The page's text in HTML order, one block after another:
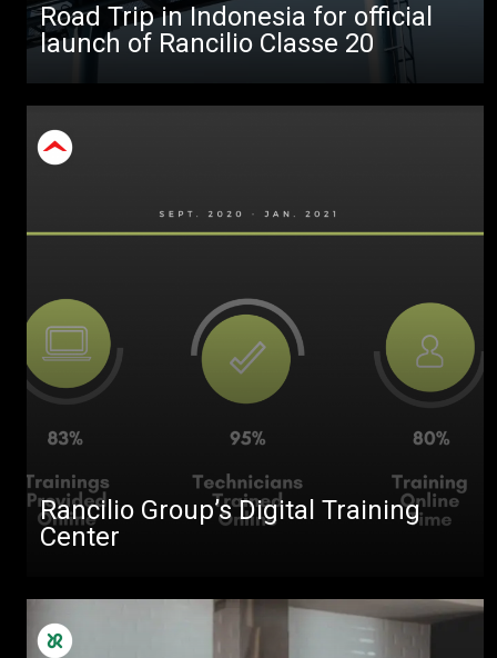
Road Trip in Indonesia for official
launch of Rancilio Classe 20
Rancilio Group’s Digital Training
Center